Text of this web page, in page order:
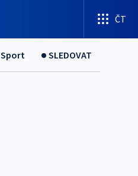
ČT
Sport SLEDOVAT